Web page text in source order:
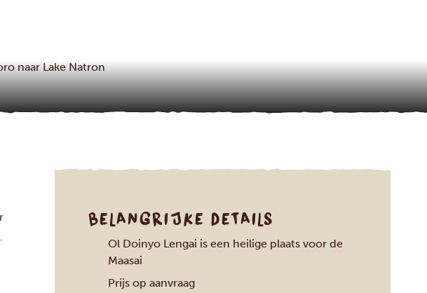
naar Lake Natron
BELANGRIJKE DETAILS
Ol Doinyo Lengai is een heilige plaats voor de
Maasai
Prijs op aanvraag